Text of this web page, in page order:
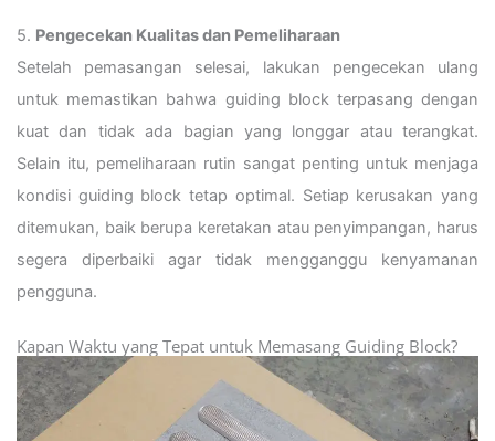
5. Pengecekan Kualitas dan Pemeliharaan
Setelah pemasangan selesai, lakukan pengecekan ulang
untuk memastikan bahwa guiding block terpasang dengan
kuat dan tidak ada bagian yang longgar atau terangkat.
Selain itu, pemeliharaan rutin sangat penting untuk menjaga
kondisi guiding block tetap optimal. Setiap kerusakan yang
ditemukan, baik berupa keretakan atau penyimpangan, harus
segera diperbaiki agar tidak mengganggu kenyamanan
pengguna.
Kapan Waktu yang Tepat untuk Memasang Guiding Block?